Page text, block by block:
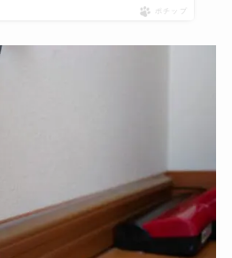
ポチップ